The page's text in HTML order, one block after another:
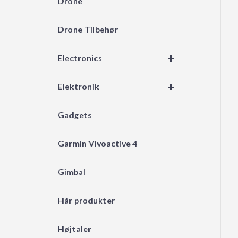
Drone Tilbehør
+
Electronics
+
Elektronik
Gadgets
Garmin Vivoactive 4
Gimbal
Hår produkter
Højtaler